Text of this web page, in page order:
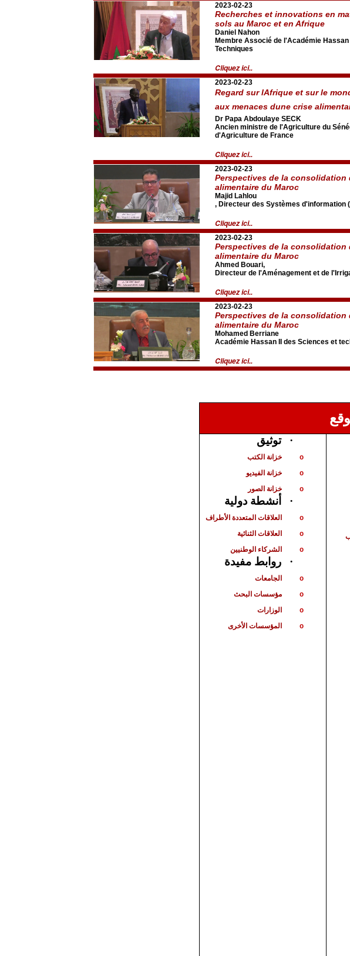
2023-02-23
Recherches et innovations en
sols au Maroc et en Afrique
Daniel Nahon
Membre Associé de l'Académie
Techniques
Cliquez ici..
2023-02-23
Regard sur lAfrique et sur le
aux menaces dune crise
Dr Papa Abdoulaye SECK
Ancien ministre de l'Agriculture du
d'Agriculture de France
Cliquez ici..
2023-02-23
Perspectives de la consolidation
alimentaire du Maroc
Majid Lahlou
, Directeur des Systèmes d'information
Cliquez ici..
2023-02-23
Perspectives de la consolidation
alimentaire du Maroc
Ahmed Bouari,
Directeur de l'Aménagement et de
Cliquez ici..
2023-02-23
Perspectives de la consolidation
alimentaire du Maroc
Mohamed Berriane
Académie Hassan II des Sciences et
Cliquez ici..
· توثيق
o خزانة الكتب
o خزانة الفيديو
o خزانة الصور
· أنشطة دولية
o العلاقات المتعددة الأطراف
o العلاقات الثنائية
o الشركاء الوطنيين
· روابط مفيدة
o الجامعات
o مؤسسات البحث
o الوزارات
o المؤسسات الأخرى